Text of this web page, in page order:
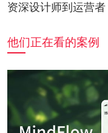
他们正在看的案例